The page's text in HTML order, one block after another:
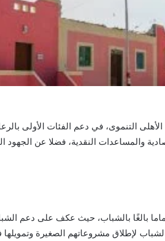
التنموى، في دعم الفئات الأولى
والمساعدات النقدية، فضلا عن
بالغًا بالشباب، حيث عكف على دعم
لإطلاق مشروعاتهم الصغيرة